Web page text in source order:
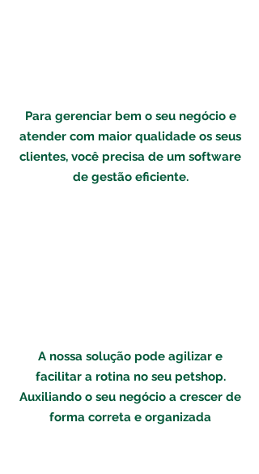
Para gerenciar bem o seu negócio e
atender com maior qualidade os seus
clientes, você precisa de um software
de gestão eficiente.
A nossa solução pode agilizar e
facilitar a rotina no seu petshop.
Auxiliando o seu negócio a crescer de
forma correta e organizada